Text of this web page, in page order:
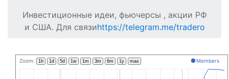
Инвестиционные идеи, фьючерсы , акции РФ
и США. Для связиhttps://telegram.me/tradero
Zoom: 1h 1d 5d 1w 1m 3m 6m 1y max Members